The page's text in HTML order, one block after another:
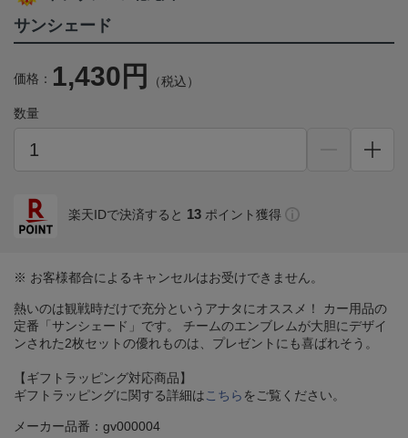
サンシェード
価格： 1,430円 （税込）
数量
楽天IDで決済すると 13 ポイント獲得
※ お客様都合によるキャンセルはお受けできません。
熱いのは観戦時だけで充分というアナタにオススメ！ カー用品の
定番「サンシェード」です。 チームのエンブレムが大胆にデザイ
ンされた2枚セットの優れものは、プレゼントにも喜ばれそう。
【ギフトラッピング対応商品】
ギフトラッピングに関する詳細は こちら をご覧ください。
メーカー品番：gv000004